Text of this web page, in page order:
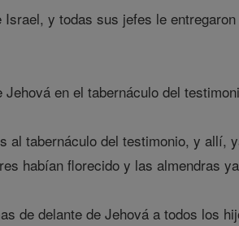
y todas sus jefes le
en el tabernáculo del
al tabernáculo del testimonio, y allí,
habían florecido y las almendras
de delante de Jehová a todos los